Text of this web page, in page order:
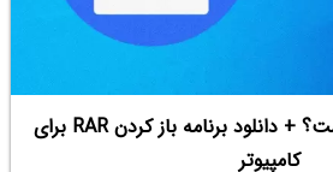
فایل فشرده RAR چیست؟ + دانلود برنامه باز کردن RAR برای
کامپیوتر